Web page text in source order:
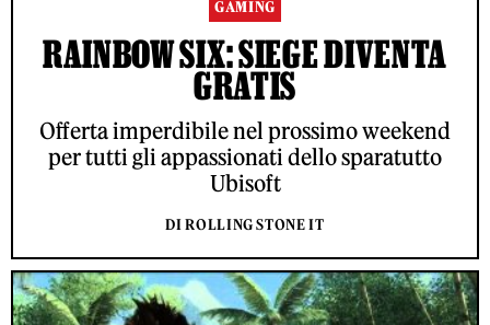
GAMING
RAINBOW SIX: SIEGE DIVENTA
GRATIS
Offerta imperdibile nel prossimo weekend
per tutti gli appassionati dello sparatutto
Ubisoft
DI ROLLING STONE IT